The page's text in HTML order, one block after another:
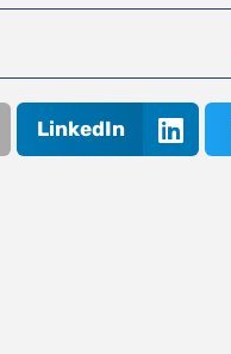
LinkedIn